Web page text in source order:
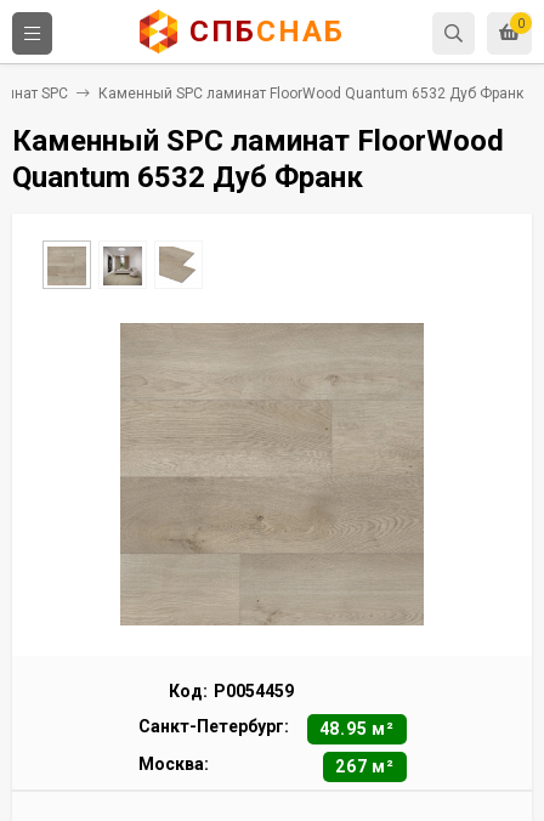
0
СПБСНАБ
SPC Каменный SPC ламинат FloorWood Quantum 6532 Дуб Франк
Каменный SPC ламинат FloorWood
Quantum 6532 Дуб Франк
Код: Р0054459
Санкт-Петербург:
48.95 м²
Москва:
267 м²